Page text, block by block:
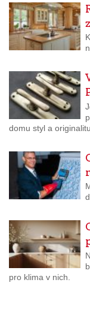
domu styl a originalitu.
pro klima v nich.